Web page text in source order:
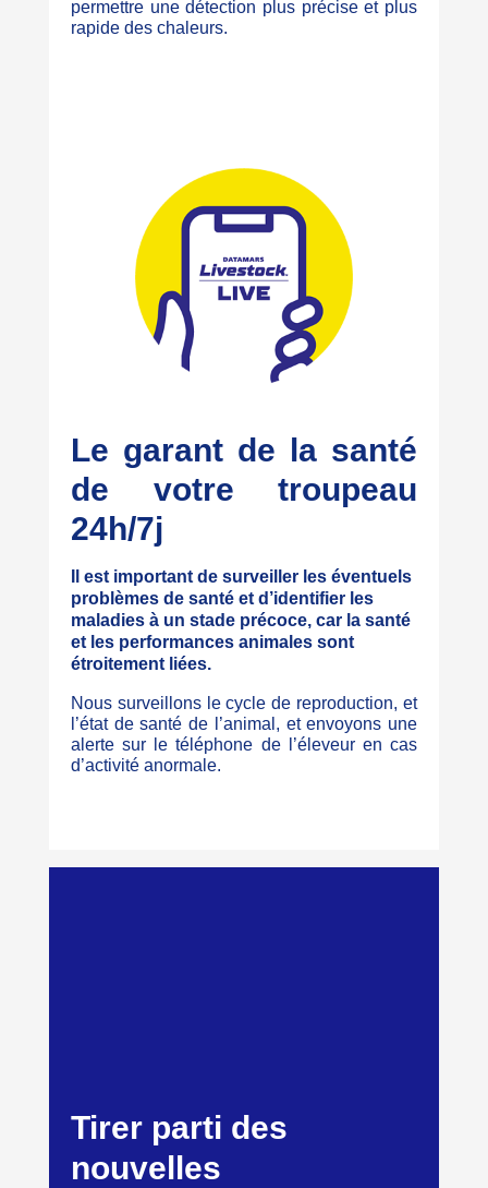
permettre une détection plus précise et plus
rapide des chaleurs.
Le garant de la santé
de votre troupeau
24h/7j
Il est important de surveiller les éventuels
problèmes de santé et d’identifier les
maladies à un stade précoce, car la santé
et les performances animales sont
étroitement liées.
Nous surveillons le cycle de reproduction, et
l’état de santé de l’animal, et envoyons une
alerte sur le téléphone de l’éleveur en cas
d’activité anormale.
Tirer parti des
nouvelles